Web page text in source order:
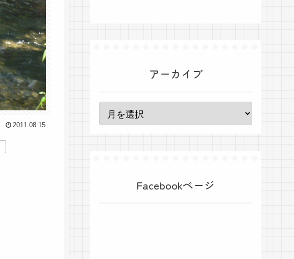
2011.08.15
アーカイブ
Facebookページ